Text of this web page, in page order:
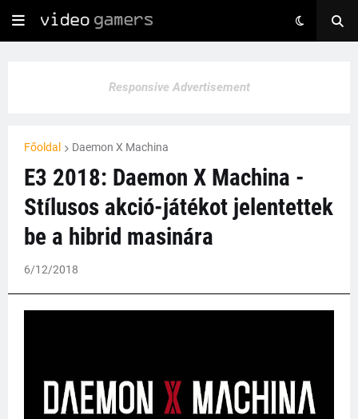
Responsive Advertisement
Főoldal Daemon X Machina
E3 2018: Daemon X Machina -
Stílusos akció-játékot jelentettek
be a hibrid masinára
6/12/2018